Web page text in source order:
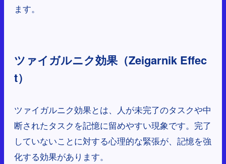
ます。
ツァイガルニク効果（Zeigarnik Effec
t）
ツァイガルニク効果とは、人が未完了のタスクや中
断されたタスクを記憶に留めやすい現象です。完了
していないことに対する心理的な緊張が、記憶を強
化する効果があります。